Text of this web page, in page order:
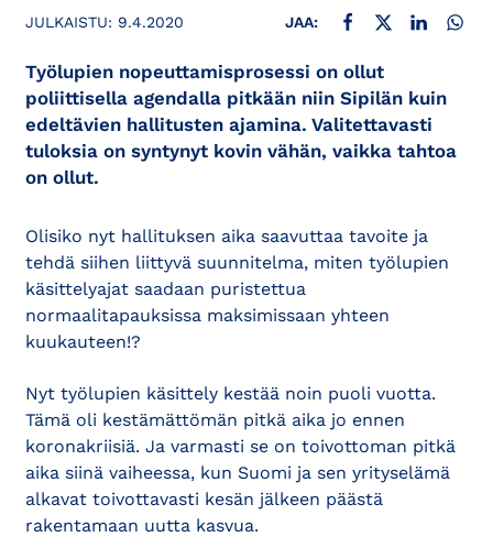
JULKAISTU: 9.4.2020 JAA: JAA FACEBOOKISSA
JAA X:SSÄ JAA
Työlupien nopeuttamisprosessi on ollut
poliittisella agendalla pitkään niin Sipilän kuin
edeltävien hallitusten ajamina. Valitettavasti
tuloksia on syntynyt kovin vähän, vaikka tahtoa
on ollut.
Olisiko nyt hallituksen aika saavuttaa tavoite ja
tehdä siihen liittyvä suunnitelma, miten työlupien
käsittelyajat saadaan puristettua
normaalitapauksissa maksimissaan yhteen
kuukauteen!?
Nyt työlupien käsittely kestää noin puoli vuotta.
Tämä oli kestämättömän pitkä aika jo ennen
koronakriisiä. Ja varmasti se on toivottoman pitkä
aika siinä vaiheessa, kun Suomi ja sen yrityselämä
alkavat toivottavasti kesän jälkeen päästä
rakentamaan uutta kasvua.